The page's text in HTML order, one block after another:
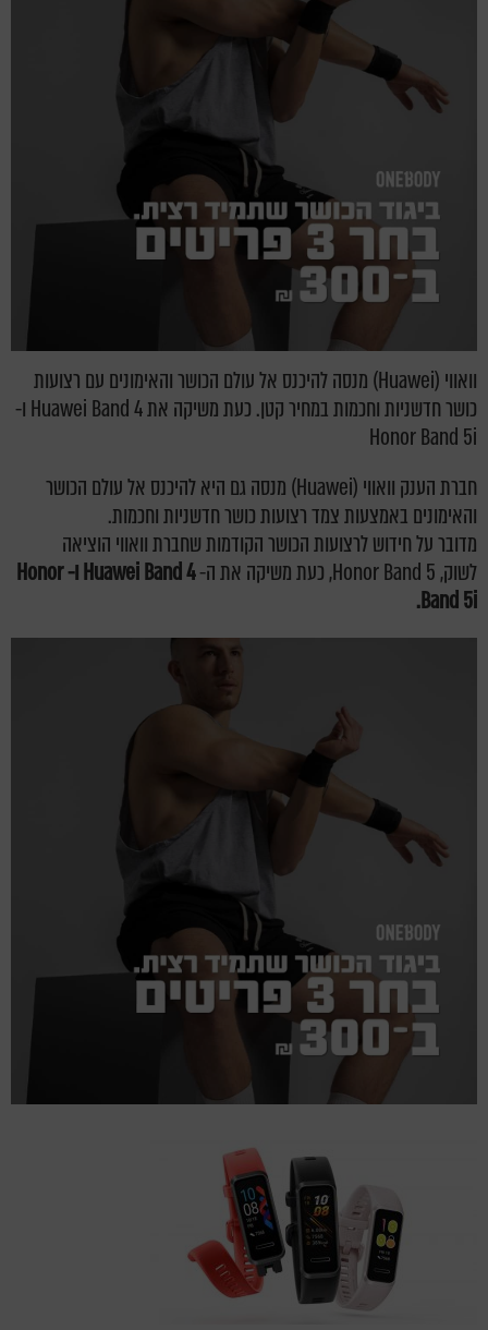
וואווי (Huawei) מנסה להיכנס אל עולם הכושר והאימונים עם רצועות
כושר חדשניות וחכמות במחיר קטן. כעת משיקה את Huawei Band 4 ו-
Honor Band 5i
חברת הענק וואווי (Huawei) מנסה גם היא להיכנס אל עולם הכושר
והאימונים באמצעות צמד רצועות כושר חדשניות וחכמות.
מדובר על חידוש לרצועות הכושר הקודמות שחברת וואווי הוציאה
לשוק, Honor Band 5, כעת משיקה את ה-
Huawei Band 4 ו- Honor
Band 5i.